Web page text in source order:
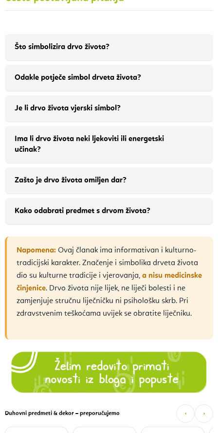
Što simbolizira drvo života?
Odakle potječe simbol drveta života?
Je li drvo života vjerski simbol?
Ima li drvo života neki ljekoviti ili energetski
učinak?
Zašto je drvo života omiljen dar?
Kako odabrati predmet s drvom života?
Napomena: Ovaj članak ima informativan i kulturno-
tradicijski karakter. Značenje i simbolika drveta života
dio su kulturne tradicije i vjerovanja, a nisu medicinske
činjenice. Drvo života nije lijek, ne liječi bolesti i ne
zamjenjuje stručnu liječničku ni psihološku skrb. Pri
zdravstvenim teškoćama uvijek se obratite liječniku.
Duhovni predmeti & dekor – preporučujemo ‹ ›